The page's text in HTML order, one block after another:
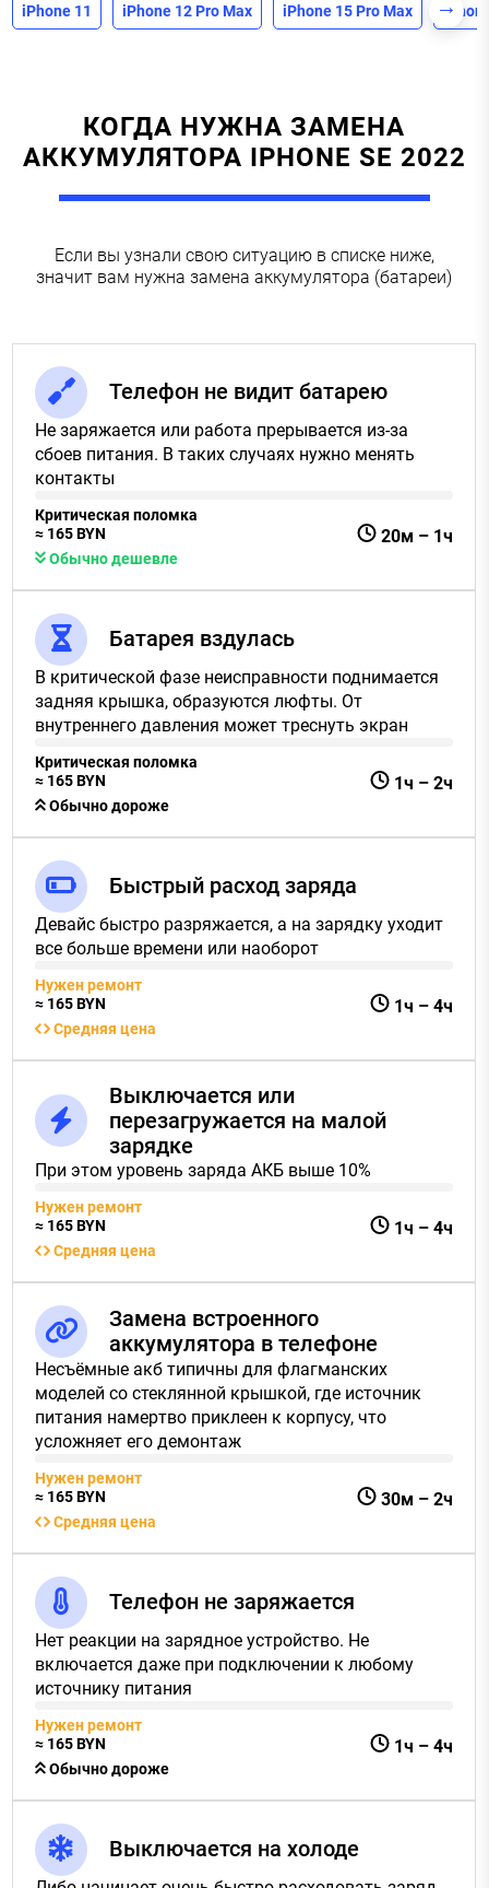
iPhone 11 iPhone 12 Pro Max iPhone 15 Pro Max
КОГДА НУЖНА ЗАМЕНА
АККУМУЛЯТОРА IPHONE SE 2022
Если вы узнали свою ситуацию в списке ниже,
значит вам нужна замена аккумулятора (батареи)
Телефон не видит батарею
Не заряжается или работа прерывается из-за
сбоев питания. В таких случаях нужно менять
контакты
≈ 165 BYN
Обычно дешевле
20м – 1ч
Критическая поломка
Батарея вздулась
В критической фазе неисправности поднимается
задняя крышка, образуются люфты. От
внутреннего давления может треснуть экран
≈ 165 BYN
Обычно дороже
1ч –2ч
Критическая поломка
Быстрый расход заряда
Девайс быстро разряжается, а на зарядку уходит
все больше времени или наоборот
≈ 165 BYN
Средняя цена
1ч –4ч
Нужен ремонт
Выключается или
перезагружается на малой
зарядке
При этом уровень заряда АКБ выше 10%
≈ 165 BYN
Средняя цена
1ч –4ч
Нужен ремонт
Замена встроенного
аккумулятора в телефоне
Несъёмные акб типичны для флагманских
моделей со стеклянной крышкой, где источник
питания намертво приклеен к корпусу, что
усложняет его демонтаж
≈ 165 BYN
Средняя цена
30м –2ч
Нужен ремонт
Телефон не заряжается
Нет реакции на зарядное устройство. Не
включается даже при подключении к любому
источнику питания
≈ 165 BYN
Обычно дороже
1ч –4ч
Нужен ремонт
Выключается на холоде